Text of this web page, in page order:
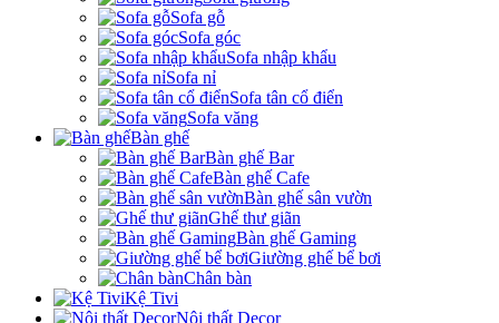
Sofa gỗ
Sofa góc
Sofa nhập khẩu
Sofa nỉ
Sofa tân cổ điển
Sofa văng
Bàn ghế
Bàn ghế Bar
Bàn ghế Cafe
Bàn ghế sân vườn
Ghế thư giãn
Bàn ghế Gaming
Giường ghế bể bơi
Chân bàn
Kệ Tivi
Nội thất Decor